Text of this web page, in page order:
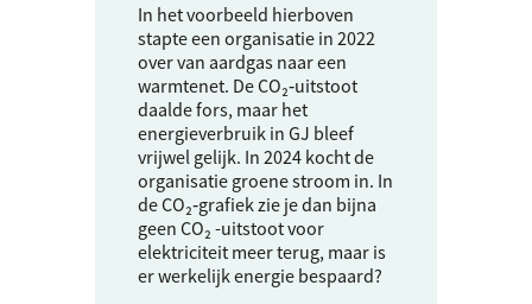
In het voorbeeld hierboven
stapte een organisatie in 2022
over van aardgas naar een
warmtenet. De CO₂‑uitstoot
daalde fors, maar het
energieverbruik in GJ bleef
vrijwel gelijk. In 2024 kocht de
organisatie groene stroom in. In
de CO₂‑grafiek zie je dan bijna
geen CO₂ -uitstoot voor
elektriciteit meer terug, maar is
er werkelijk energie bespaard?